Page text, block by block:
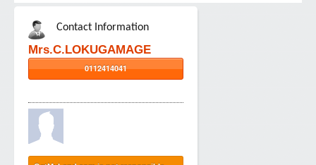
Contact Information
Mrs.C.LOKUGAMAGE
0112414041